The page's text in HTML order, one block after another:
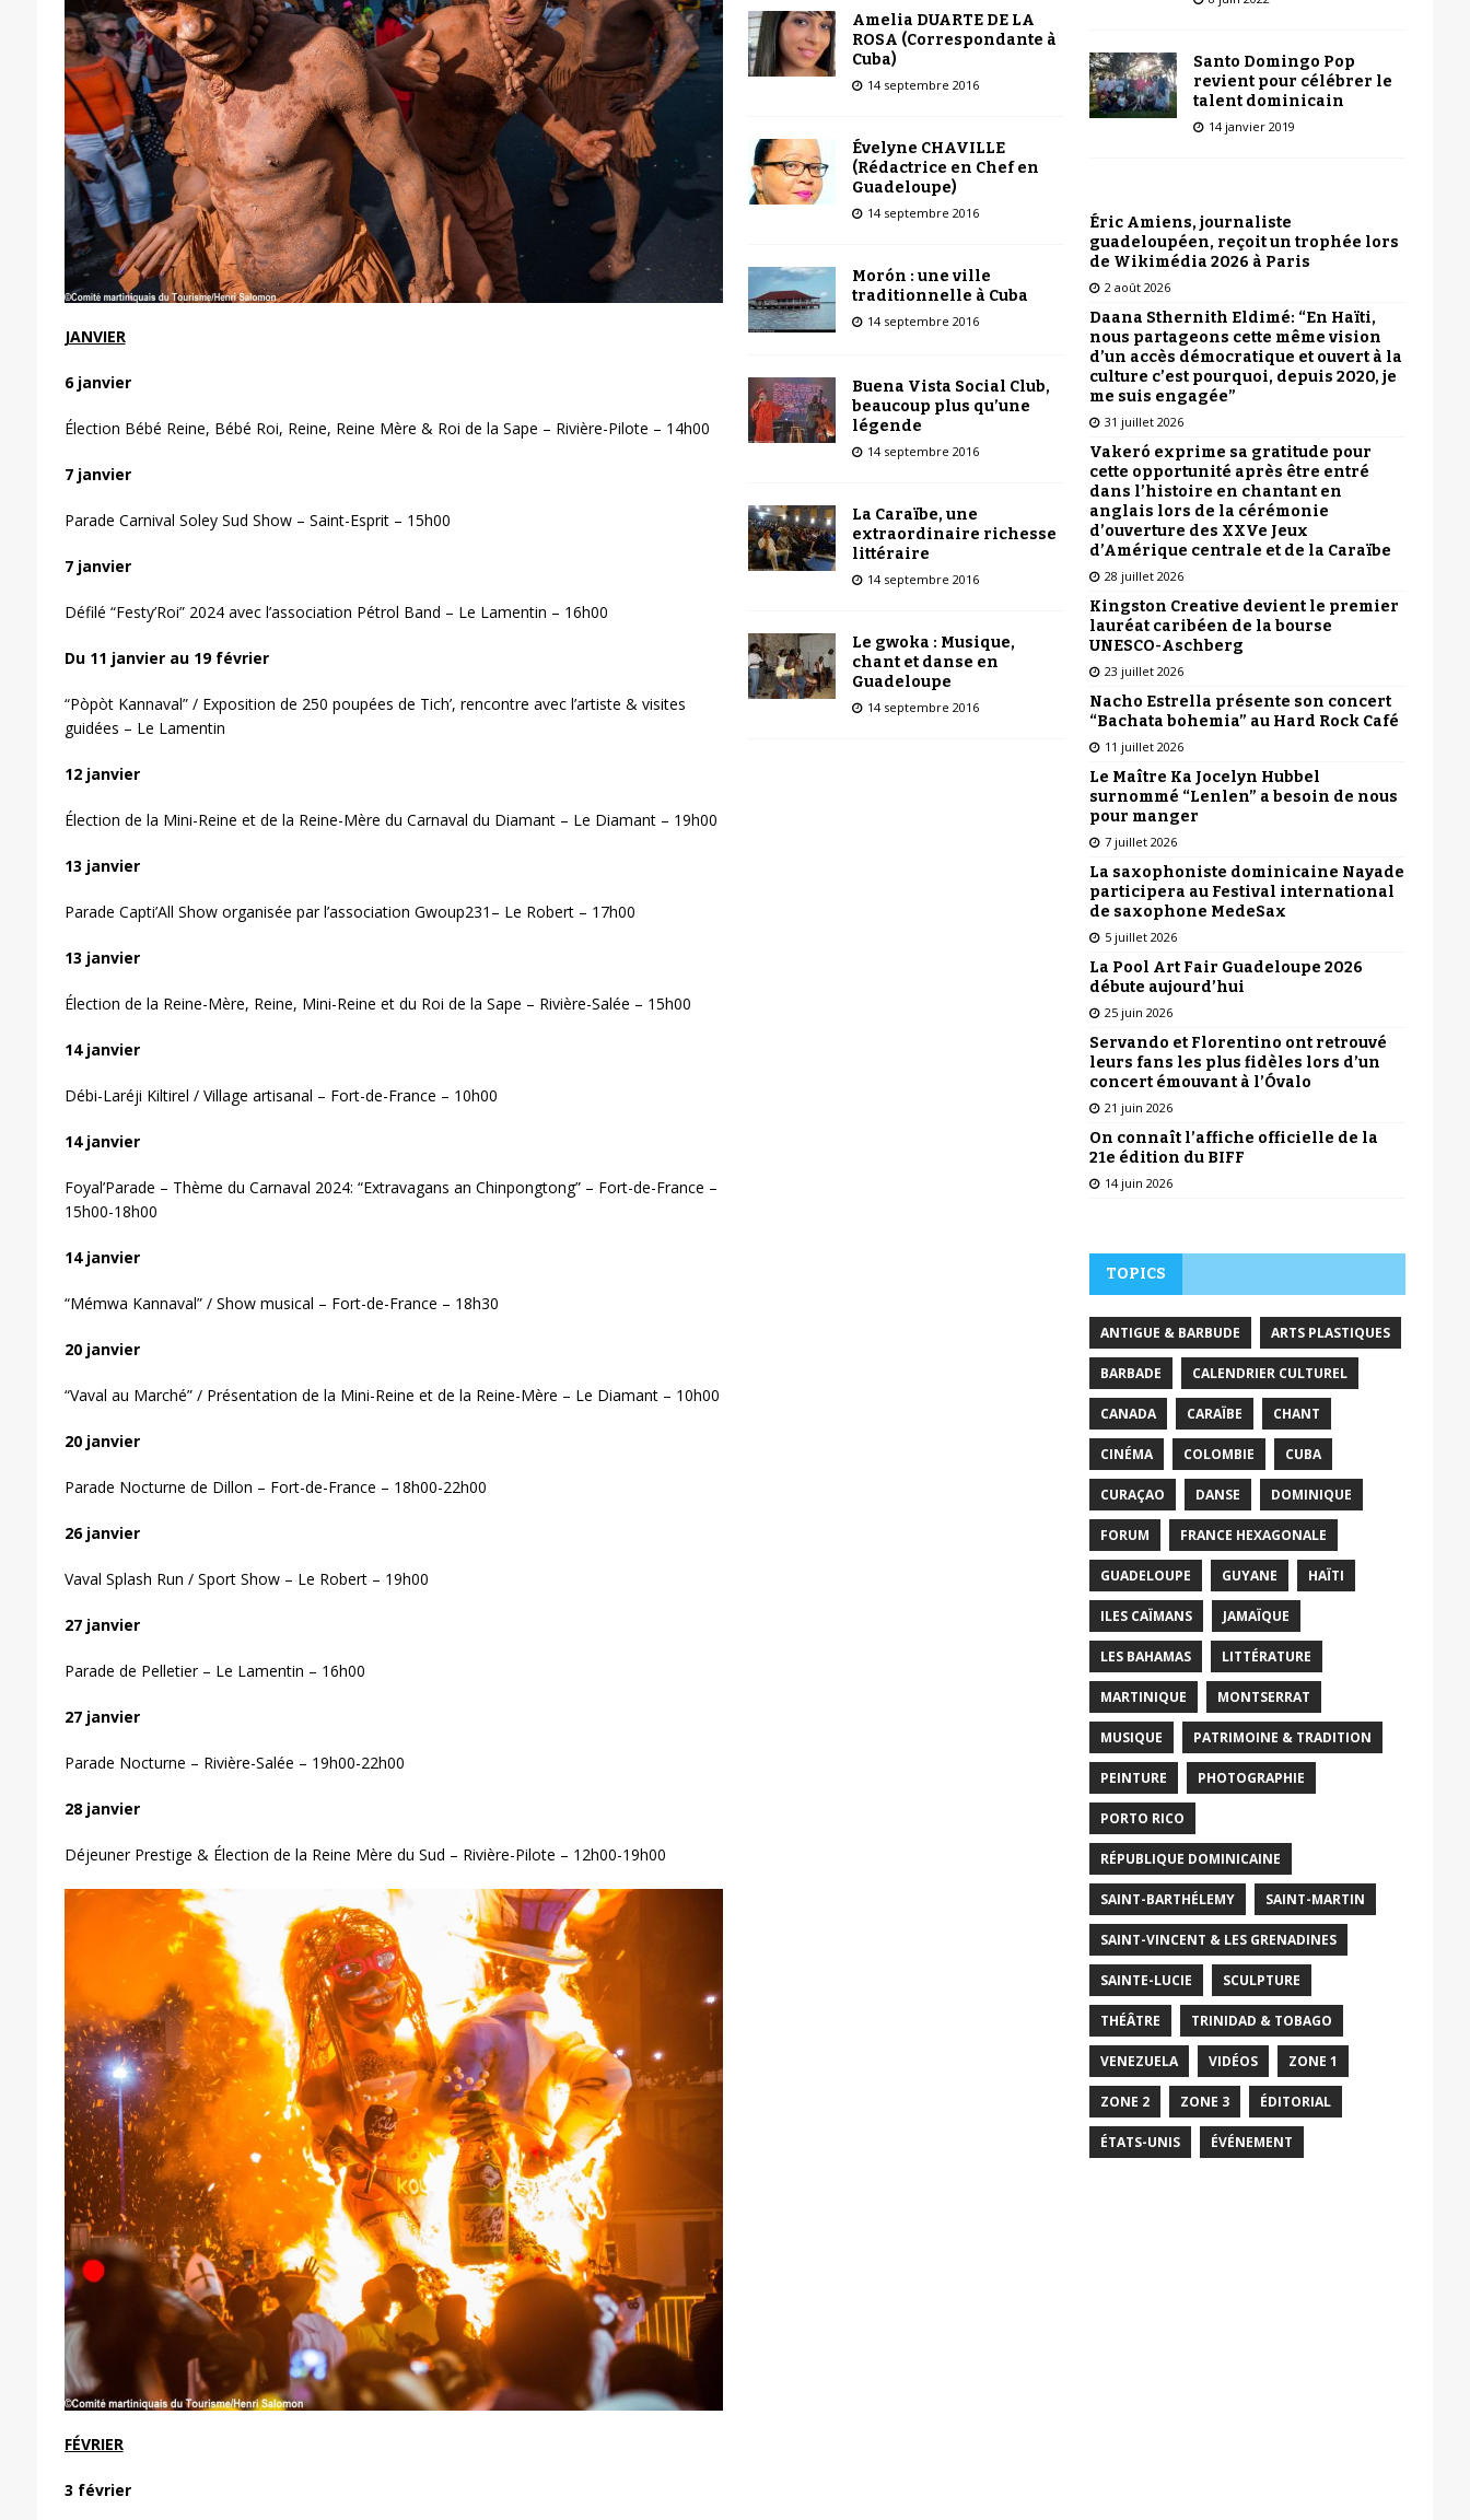
JANVIER
6 janvier
Élection Bébé Reine, Bébé Roi, Reine, Reine Mère & Roi de la Sape – Rivière-Pilote – 14h00
7 janvier
Parade Carnival Soley Sud Show – Saint-Esprit – 15h00
7 janvier
Défilé “Festy’Roi” 2024 avec l’association Pétrol Band – Le Lamentin – 16h00
Du 11 janvier au 19 février
“Pòpòt Kannaval” / Exposition de 250 poupées de Tich’, rencontre avec l’artiste & visites
guidées – Le Lamentin
12 janvier
Élection de la Mini-Reine et de la Reine-Mère du Carnaval du Diamant – Le Diamant – 19h00
13 janvier
Parade Capti’All Show organisée par l’association Gwoup231– Le Robert – 17h00
13 janvier
Élection de la Reine-Mère, Reine, Mini-Reine et du Roi de la Sape – Rivière-Salée – 15h00
14 janvier
Débi-Laréji Kiltirel / Village artisanal – Fort-de-France – 10h00
14 janvier
Foyal’Parade – Thème du Carnaval 2024: “Extravagans an Chinpongtong” – Fort-de-France –
15h00-18h00
14 janvier
“Mémwa Kannaval” / Show musical – Fort-de-France – 18h30
20 janvier
“Vaval au Marché” / Présentation de la Mini-Reine et de la Reine-Mère – Le Diamant – 10h00
20 janvier
Parade Nocturne de Dillon – Fort-de-France – 18h00-22h00
26 janvier
Vaval Splash Run / Sport Show – Le Robert – 19h00
27 janvier
Parade de Pelletier – Le Lamentin – 16h00
27 janvier
Parade Nocturne – Rivière-Salée – 19h00-22h00
28 janvier
Déjeuner Prestige & Élection de la Reine Mère du Sud – Rivière-Pilote – 12h00-19h00
FÉVRIER
3 février
Amelia DUARTE DE LA
ROSA (Correspondante à
Cuba)
14 septembre 2016
Évelyne CHAVILLE
(Rédactrice en Chef en
Guadeloupe)
14 septembre 2016
Morón : une ville
traditionnelle à Cuba
14 septembre 2016
Buena Vista Social Club,
beaucoup plus qu’une
légende
14 septembre 2016
La Caraïbe, une
extraordinaire richesse
littéraire
14 septembre 2016
Le gwoka : Musique,
chant et danse en
Guadeloupe
14 septembre 2016
Santo Domingo Pop
revient pour célébrer le
talent dominicain
14 janvier 2019
Éric Amiens, journaliste
guadeloupéen, reçoit un trophée lors
de Wikimédia 2026 à Paris
2 août 2026
Daana Sthernith Eldimé: “En Haïti,
nous partageons cette même vision
d’un accès démocratique et ouvert à la
culture c’est pourquoi, depuis 2020, je
me suis engagée”
31 juillet 2026
Vakeró exprime sa gratitude pour
cette opportunité après être entré
dans l’histoire en chantant en
anglais lors de la cérémonie
d’ouverture des XXVe Jeux
d’Amérique centrale et de la Caraïbe
28 juillet 2026
Kingston Creative devient le premier
lauréat caribéen de la bourse
UNESCO-Aschberg
23 juillet 2026
Nacho Estrella présente son concert
“Bachata bohemia” au Hard Rock Café
11 juillet 2026
Le Maître Ka Jocelyn Hubbel
surnommé “Lenlen” a besoin de nous
pour manger
7 juillet 2026
La saxophoniste dominicaine Nayade
participera au Festival international
de saxophone MedeSax
5 juillet 2026
La Pool Art Fair Guadeloupe 2026
débute aujourd’hui
25 juin 2026
Servando et Florentino ont retrouvé
leurs fans les plus fidèles lors d’un
concert émouvant à l’Óvalo
21 juin 2026
On connaît l’affiche officielle de la
21e édition du BIFF
14 juin 2026
TOPICS
ANTIGUE & BARBUDE ARTS PLASTIQUES
BARBADE CALENDRIER CULTUREL
CANADA CARAÏBE CHANT
CINÉMA COLOMBIE CUBA
CURAÇAO DANSE DOMINIQUE
FORUM FRANCE HEXAGONALE
GUADELOUPE GUYANE HAÏTI
ILES CAÏMANS JAMAÏQUE
LES BAHAMAS LITTÉRATURE
MARTINIQUE MONTSERRAT
MUSIQUE PATRIMOINE & TRADITION
PEINTURE PHOTOGRAPHIE
PORTO RICO
RÉPUBLIQUE DOMINICAINE
SAINT-BARTHÉLEMY SAINT-MARTIN
SAINT-VINCENT & LES GRENADINES
SAINTE-LUCIE SCULPTURE
THÉÂTRE TRINIDAD & TOBAGO
VENEZUELA VIDÉOS ZONE 1
ZONE 2 ZONE 3 ÉDITORIAL
ÉTATS-UNIS ÉVÉNEMENT